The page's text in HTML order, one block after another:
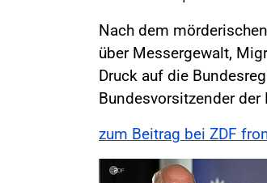
Nach dem
über Messergewalt,
Druck auf die
Bundesvorsitzender
zum Beitrag bei ZDF